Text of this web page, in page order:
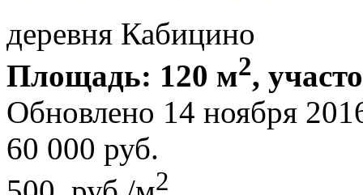
деревня Кабицино
Площадь: 120 м2,
Обновлено 14 ноября
60 000 руб.
2